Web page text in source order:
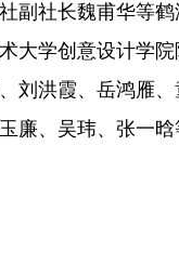
副社长魏甫华等
大学创意设计学
刘洪霞、岳鸿雁
廉、吴玮、张一